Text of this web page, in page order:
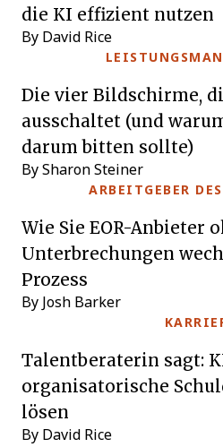
die KI effizient nutzen
By David Rice
Die vier Bildschirme,
ausschaltet (und
darum bitten sollte)
By Sharon Steiner
ARBEITGEBER
Wie Sie EOR-Anbieter
Unterbrechungen
Prozess
By Josh Barker
Talentberaterin sagt:
organisatorische
lösen
By David Rice